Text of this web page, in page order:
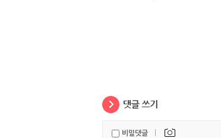
비밀댓글 |